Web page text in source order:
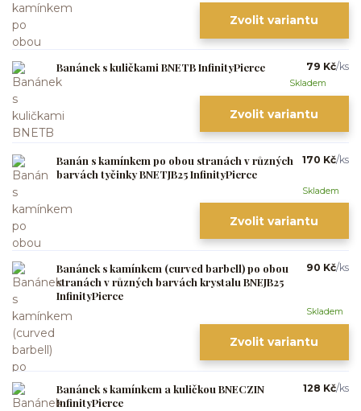
Zvolit variantu
Banánek s kuličkami BNETB InfinityPierce 79 Kč/ks
Skladem
Zvolit variantu
Banán s kamínkem po obou stranách v různých
barvách tyčinky BNETJB25 InfinityPierce
170 Kč/ks
Skladem
Zvolit variantu
Banánek s kamínkem (curved barbell) po obou
stranách v různých barvách krystalu BNEJB25
InfinityPierce
90 Kč/ks
Skladem
Zvolit variantu
Banánek s kamínkem a kuličkou BNECZIN
InfinityPierce
128 Kč/ks